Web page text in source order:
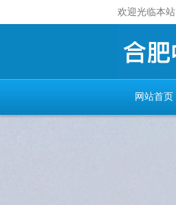
欢迎光临本站
网站首页